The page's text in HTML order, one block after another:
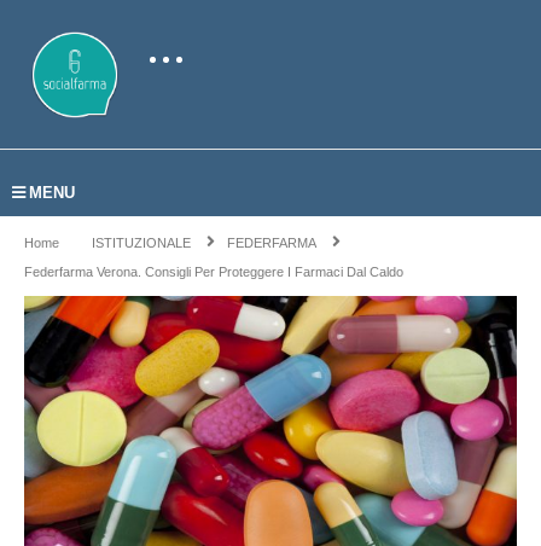
MENU
Home ISTITUZIONALE
FEDERFARMA
Federfarma Verona. Consigli Per Proteggere I Farmaci Dal Caldo